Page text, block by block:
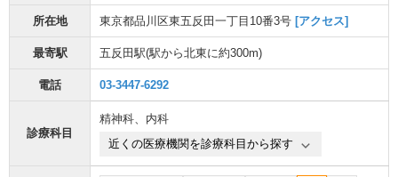
所在地 東京都品川区東五反田一丁目10番3号 [アクセス]
最寄駅 五反田駅(駅から北東に約300m)
電話 03-3447-6292
診療科目
精神科、 内科
近くの医療機関を診療科目から探す